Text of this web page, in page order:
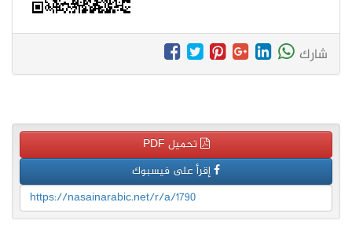
شارك
تحميل PDF
إقرأ على فيسبوك
https://nasainarabic.net/r/a/1790